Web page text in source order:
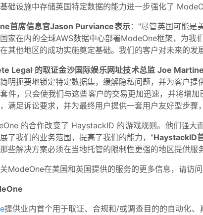
础设施中存储英国特定数据的能力进一步强化了
首席信息官Jason Purviance表示："尽管英国可能是
家在内的全球AWS数据中心部署ModeOne框架，为
其他地区的成功实施奠定基础。我们的客户对未来的发
Legal 的取证金沙国际娱乐网址技术总监 Joe
明扼要地锁定特定数据集，缓解隐私问题，并为客户
件，只会使我们与这些客户的交易更加迅速，并将增
满足诉讼要求，并为最终用户提供一套用户友好型步
的合作改变了 HaystackID 的游戏规则。他们强大
了我们的业务范围，提高了我们的能力，"HaystackID
些解决方案必须在当地托管的限制性更强的地区提供服
ModeOne在美国和英国提供的服务的更多信息，请访问
提供业内首个用于取证、合规和/或调查目的的自动化